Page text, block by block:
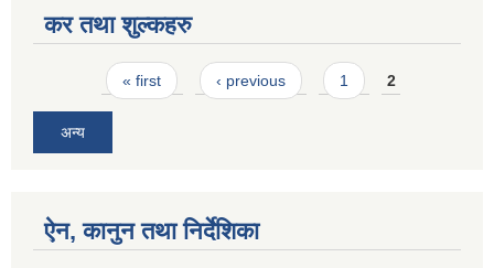
कर तथा शुल्कहरु
Pages« first ‹ previous 1 2
अन्य
ऐन, कानुन तथा निर्देशिका